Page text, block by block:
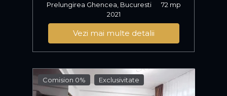
Prelungirea Ghencea, Bucuresti
72 mp
2021
Vezi mai multe detalii
Comision 0% Exclusivitate